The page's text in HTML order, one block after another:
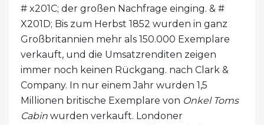
# x201C; der großen Nachfrage einging. & #
X201D; Bis zum Herbst 1852 wurden in ganz
Großbritannien mehr als 150.000 Exemplare
verkauft, und die Umsatzrenditen zeigen
immer noch keinen Rückgang. nach Clark & ​​
Company. In nur einem Jahr wurden 1,5
Millionen britische Exemplare von Onkel Toms
Cabin wurden verkauft. Londoner